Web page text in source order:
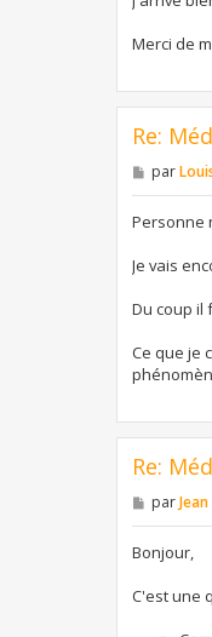
e
Merci de
Re:
M
e
s
e
par
Personne
Je vais
Du coup il
Ce que je
Re:
M
e
s
e
par
Bonjour,
C'est une